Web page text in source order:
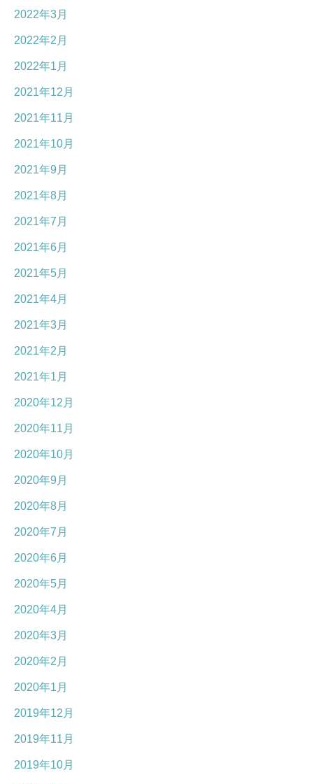
2022年3月
2022年2月
2022年1月
2021年12月
2021年11月
2021年10月
2021年9月
2021年8月
2021年7月
2021年6月
2021年5月
2021年4月
2021年3月
2021年2月
2021年1月
2020年12月
2020年11月
2020年10月
2020年9月
2020年8月
2020年7月
2020年6月
2020年5月
2020年4月
2020年3月
2020年2月
2020年1月
2019年12月
2019年11月
2019年10月